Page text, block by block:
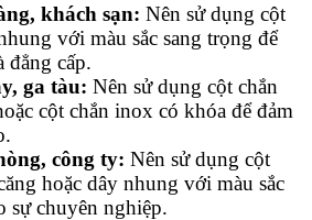
khách sạn: Nên sử dụng cột
với màu sắc sang trọng để
đẳng cấp.
ga tàu: Nên sử dụng cột chắn
cột chắn inox có khóa để đảm
công ty: Nên sử dụng cột
hoặc dây nhung với màu sắc
sự chuyên nghiệp.